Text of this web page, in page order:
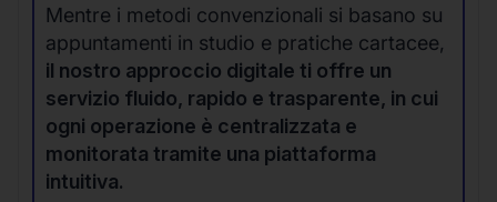
Mentre i metodi convenzionali si basano su
appuntamenti in studio e pratiche cartacee,
il nostro approccio digitale ti offre un
servizio fluido, rapido e trasparente, in cui
ogni operazione è centralizzata e
monitorata tramite una piattaforma
intuitiva.